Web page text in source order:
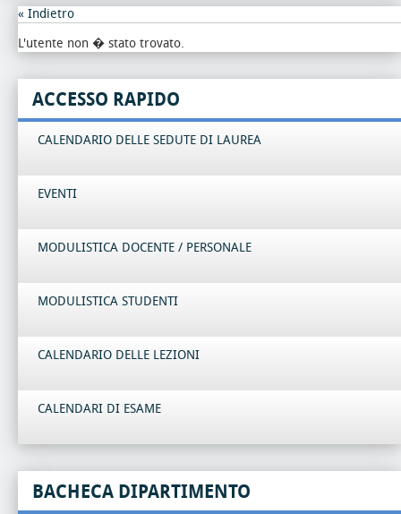
« Indietro
L'utente non � stato trovato.
ACCESSO RAPIDO
CALENDARIO DELLE SEDUTE DI LAUREA
EVENTI
MODULISTICA DOCENTE / PERSONALE
MODULISTICA STUDENTI
CALENDARIO DELLE LEZIONI
CALENDARI DI ESAME
BACHECA DIPARTIMENTO